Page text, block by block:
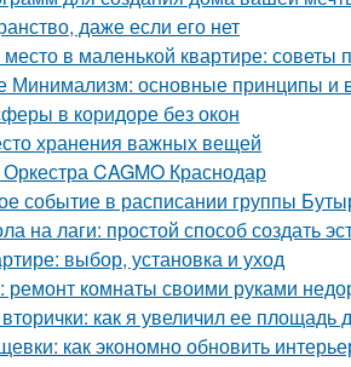
даже если его нет
в маленькой квартире: советы
Минимализм: основные принципы и
в коридоре без окон
хранения важных вещей
CAGMO Краснодар
событие в расписании группы
на лаги: простой способ создать
выбор, установка и уход
ремонт комнаты своими руками
как я увеличил ее площадь
как экономно обновить